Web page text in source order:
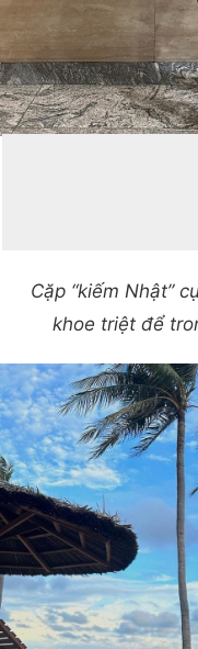
Cặp “kiếm Nhật”
khoe triệt để